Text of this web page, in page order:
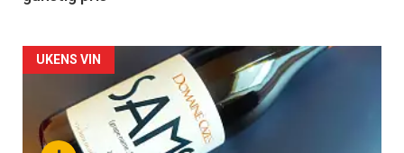
Forsiden
akkurat
nå
UKENS VIN